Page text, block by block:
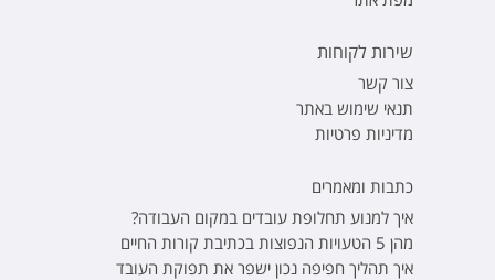
שירות לקוחות
צור קשר
תנאי שימוש באתר
מדיניות פרטיות
כתבות ומאמרים
איך למנוע תחלופת עובדים במקום העבודה?
מהן 5 הטעויות הנפוצות בכתיבת קורות החיים
איך תהליך חפיפה נכון ישפר את תפוקת העובד